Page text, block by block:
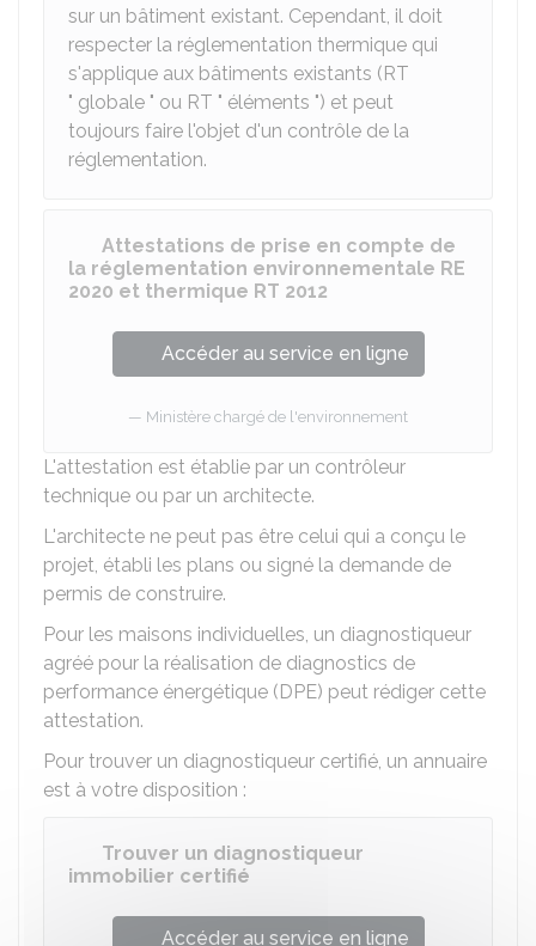
sur un bâtiment existant. Cependant, il doit
respecter la réglementation thermique qui
s'applique aux bâtiments existants (RT
" globale " ou RT " éléments ") et peut
toujours faire l'objet d'un contrôle de la
réglementation.
Attestations de prise en compte de
la réglementation environnementale RE
2020 et thermique RT 2012
Accéder au service en ligne
Ministère chargé de l'environnement
L'attestation est établie par un contrôleur
technique ou par un architecte.
L'architecte ne peut pas être celui qui a conçu le
projet, établi les plans ou signé la demande de
permis de construire.
Pour les maisons individuelles, un diagnostiqueur
agréé pour la réalisation de diagnostics de
performance énergétique (DPE) peut rédiger cette
attestation.
Pour trouver un diagnostiqueur certifié, un annuaire
est à votre disposition :
Trouver un diagnostiqueur
immobilier certifié
Accéder au service en ligne